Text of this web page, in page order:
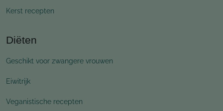
Kerst recepten
Diëten
Geschikt voor zwangere vrouwen
Eiwitrijk
Veganistische recepten